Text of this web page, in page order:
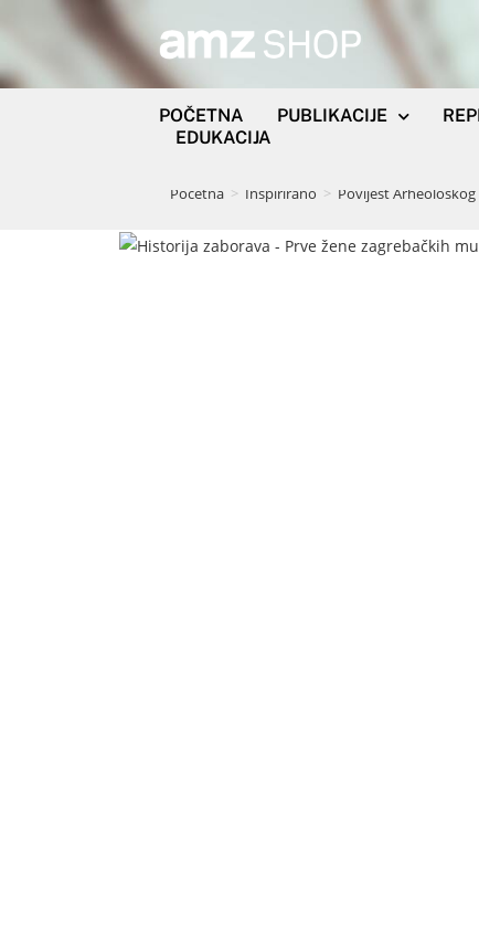
POČETNA PUBLIKACIJE
EDUKACIJA
Početna > Inspirirano > Povijest